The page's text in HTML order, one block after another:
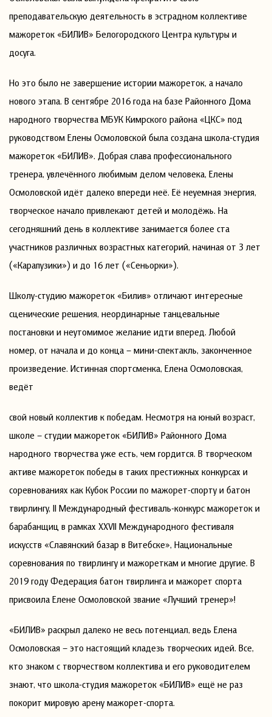
преподавательскую деятельность в эстрадном коллективе
мажореток «БИЛИВ» Белогородского Центра культуры и
досуга.
Но это было не завершение истории мажореток, а начало
нового этапа. В сентябре 2016 года на базе Районного Дома
народного творчества МБУК Кимрского района «ЦКС» под
руководством Елены Осмоловской была создана школа-студия
мажореток «БИЛИВ». Добрая слава профессионального
тренера, увлечённого любимым делом человека, Елены
Осмоловской идёт далеко впереди неё. Её неуемная энергия,
творческое начало привлекают детей и молодёжь. На
сегодняшний день в коллективе занимается более ста
участников различных возрастных категорий, начиная от 3 лет
(«Карапузики») и до 16 лет («Сеньорки»).
Школу-студию мажореток «Билив» отличают интересные
сценические решения, неординарные танцевальные
постановки и неутомимое желание идти вперед. Любой
номер, от начала и до конца – мини-спектакль, законченное
произведение. Истинная спортсменка, Елена Осмоловская,
ведёт
свой новый коллектив к победам. Несмотря на юный возраст,
школе – студии мажореток «БИЛИВ» Районного Дома
народного творчества уже есть, чем гордится. В творческом
активе мажореток победы в таких престижных конкурсах и
соревнованиях как Кубок России по мажорет-спорту и батон
твирлингу, II Международный фестиваль-конкурс мажореток и
барабанщиц в рамках XXVII Международного фестиваля
искусств «Славянский базар в Витебске», Национальные
соревнования по твирлингу и мажореткам и многие другие. В
2019 году Федерация батон твирлинга и мажорет спорта
присвоила Елене Осмоловской звание «Лучший тренер»!
«БИЛИВ» раскрыл далеко не весь потенциал, ведь Елена
Осмоловская – это настоящий кладезь творческих идей. Все,
кто знаком с творчеством коллектива и его руководителем
знают, что школа-студия мажореток «БИЛИВ» ещё не раз
покорит мировую арену мажорет-спорта.